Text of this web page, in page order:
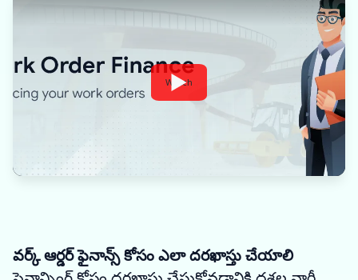
Watch
వర్క్ ఆర్డర్ ఫైనాన్స్ కోసం ఎలా దరఖాస్తు చేయాలి